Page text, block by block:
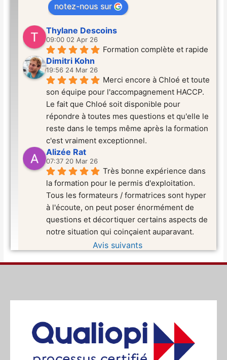
notez-nous sur
Thylane Descoins
09:00 02 Apr 26
Formation complète et rapide
Dimitri Kohn
19:56 24 Mar 26
Merci encore à Chloé et toute
son équipe pour l'accompagnement HACCP.
Le fait que Chloé soit disponible pour
répondre à toutes mes questions et qu'elle le
reste dans le temps même après la formation
c'est vraiment exceptionnel.
Alizée Rat
07:37 20 Mar 26
Très bonne expérience dans
la formation pour le permis d'exploitation.
Tous les formateurs / formatrices sont hyper
à l'écoute, on peut poser énormément de
questions et décortiquer certains aspects de
notre situation qui coinçaient auparavant.
Avis suivants